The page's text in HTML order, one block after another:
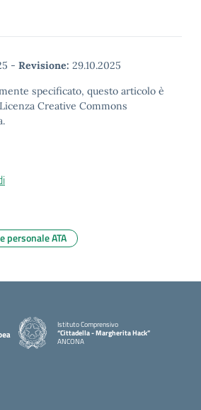
- Revisione: 29.10.2025
specificato, questo articolo è
Creative Commons
personale ATA
Istituto Comprensivo
“Cittadella - Margherita Hack”
ANCONA